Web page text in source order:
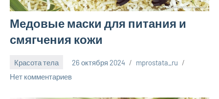
Медовые маски для питания и
смягчения кожи
Красота тела 26 октября 2024
mprostata_ru
Нет комментариев